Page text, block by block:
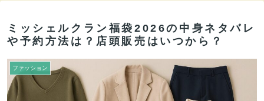
ミッシェルクラン福袋2026の中身ネタバレ
や予約方法は？店頭販売はいつから？
ファッション